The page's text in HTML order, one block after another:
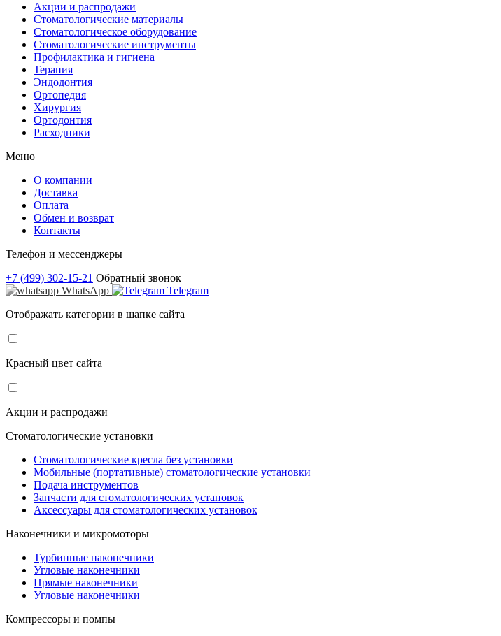
Акции и распродажи
Стоматологические материалы
Стоматологическое оборудование
Стоматологические инструменты
Профилактика и гигиена
Терапия
Эндодонтия
Ортопедия
Хирургия
Ортодонтия
Расходники
Меню
О компании
Доставка
Оплата
Обмен и возврат
Контакты
Телефон и мессенджеры
+7 (499) 302-15-21 Обратный звонок
WhatsApp
Telegram
Отображать категории в шапке сайта
Красный цвет сайта
Акции и распродажи
Стоматологические установки
Стоматологические кресла без установки
Мобильные (портативные) стоматологические установки
Подача инструментов
Запчасти для стоматологических установок
Аксессуары для стоматологических установок
Наконечники и микромоторы
Турбинные наконечники
Угловые наконечники
Прямые наконечники
Угловые наконечники
Компрессоры и помпы